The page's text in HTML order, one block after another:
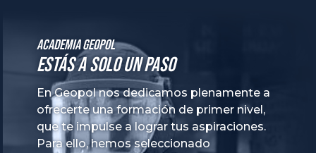
Academia GeoPol
Estás a solo un paso
En Geopol nos dedicamos plenamente a
ofrecerte una formación de primer nivel,
que te impulse a lograr tus aspiraciones.
Para ello, hemos seleccionado